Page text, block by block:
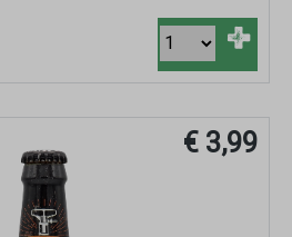
+
€ 3,99